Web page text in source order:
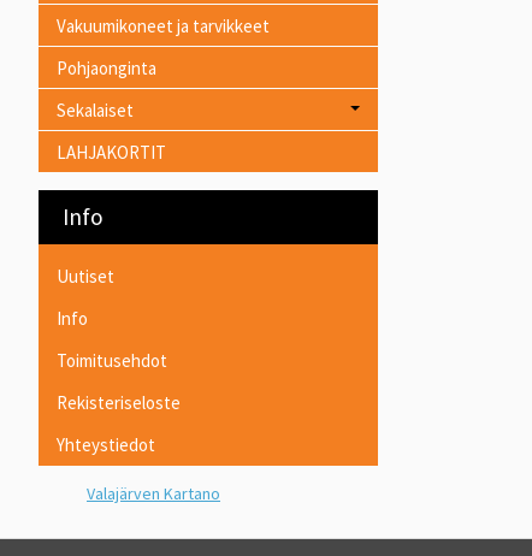
Vakuumikoneet ja tarvikkeet
Pohjaonginta
Sekalaiset
LAHJAKORTIT
Info
Uutiset
Info
Toimitusehdot
Rekisteriseloste
Yhteystiedot
Valajärven Kartano